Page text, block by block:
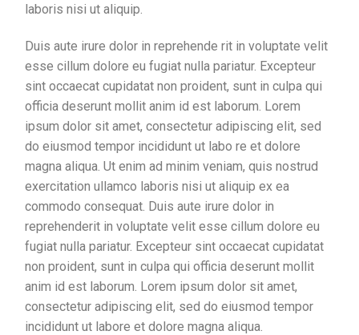
laboris nisi ut aliquip.
Duis aute irure dolor in reprehende rit in voluptate velit
esse cillum dolore eu fugiat nulla pariatur. Excepteur
sint occaecat cupidatat non proident, sunt in culpa qui
officia deserunt mollit anim id est laborum. Lorem
ipsum dolor sit amet, consectetur adipiscing elit, sed
do eiusmod tempor incididunt ut labo re et dolore
magna aliqua. Ut enim ad minim veniam, quis nostrud
exercitation ullamco laboris nisi ut aliquip ex ea
commodo consequat. Duis aute irure dolor in
reprehenderit in voluptate velit esse cillum dolore eu
fugiat nulla pariatur. Excepteur sint occaecat cupidatat
non proident, sunt in culpa qui officia deserunt mollit
anim id est laborum. Lorem ipsum dolor sit amet,
consectetur adipiscing elit, sed do eiusmod tempor
incididunt ut labore et dolore magna aliqua.